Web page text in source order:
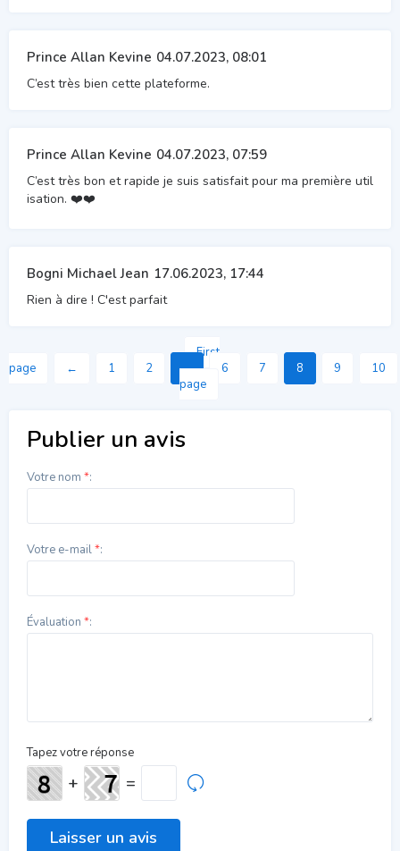
Prince Allan Kevine 04.07.2023, 08:01
C’est très bien cette plateforme.
Prince Allan Kevine 04.07.2023, 07:59
C’est très bon et rapide je suis satisfait pour ma première util
isation. ❤️❤️
Bogni Michael Jean 17.06.2023, 17:44
Rien à dire ! C'est parfait
First
page
← 1 2 ... 6 7 8 9
10
page
Publier un avis
Votre nom *:
Votre e-mail*:
Évaluation *:
Tapez votre réponse
+ =